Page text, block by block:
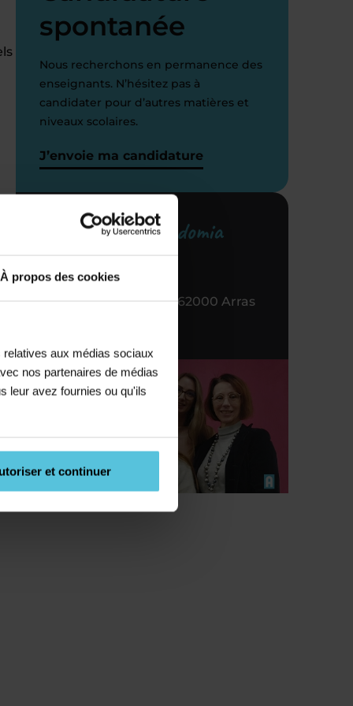
À propos des cookies
aux médias sociaux
nos partenaires de médias
leur avez fournies ou qu'ils
et continuer
spontanée
Nous recherchons en permanence des
enseignants. N’hésitez pas à
candidater pour d’autres matières et
niveaux scolaires.
J’envoie ma candidature
Votre centre Acadomia
référent
8 RUE Baudimont, 62000 Arras